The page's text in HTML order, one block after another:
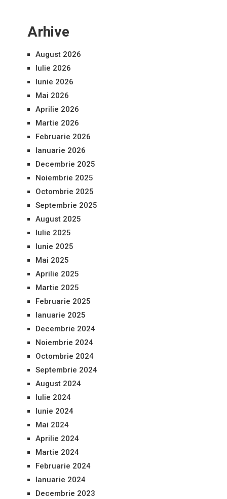
Arhive
August 2026
Iulie 2026
Iunie 2026
Mai 2026
Aprilie 2026
Martie 2026
Februarie 2026
Ianuarie 2026
Decembrie 2025
Noiembrie 2025
Octombrie 2025
Septembrie 2025
August 2025
Iulie 2025
Iunie 2025
Mai 2025
Aprilie 2025
Martie 2025
Februarie 2025
Ianuarie 2025
Decembrie 2024
Noiembrie 2024
Octombrie 2024
Septembrie 2024
August 2024
Iulie 2024
Iunie 2024
Mai 2024
Aprilie 2024
Martie 2024
Februarie 2024
Ianuarie 2024
Decembrie 2023